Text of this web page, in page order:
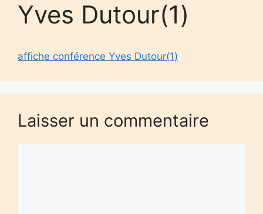
Yves Dutour(1)
affiche conférence Yves Dutour(1)
Laisser un commentaire